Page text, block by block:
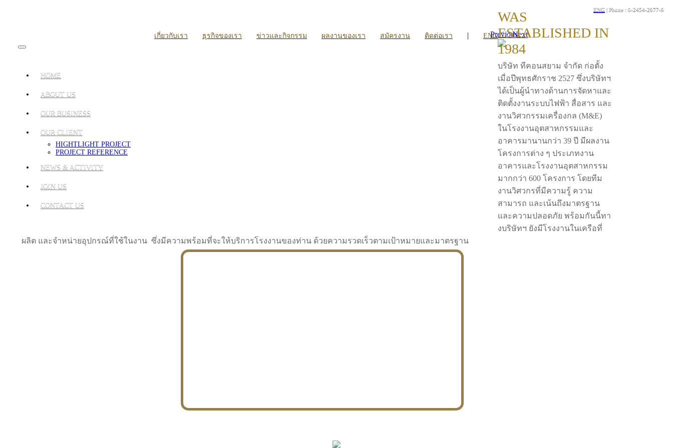
ENG | Phone : 0-2454-2977-9
เกี่ยวกับเรา ธุรกิจของเรา ข่าวและกิจกรรม ผลงานของเรา สมัครงาน ติดต่อเรา | ENG
HOME
ABOUT US
OUR BUSINESS
OUR CLIENT
HIGHTLIGHT PROJECT
PROJECT REFERENCE
NEWS & ACTIVITY
JOIN US
CONTACT US
PreviousNext
WAS
ESTABLISHED IN
1984
บริษัท ทีคอนสยาม จำกัด ก่อตั้ง
เมื่อปีพุทธศักราช 2527 ซึ่งบริษัทฯ
ได้เป็นผู้นำทางด้านการจัดหาและ
ติดตั้งงานระบบไฟฟ้า สื่อสาร และ
งานวิศวกรรมเครื่องกล (M&E)
ในโรงงานอุตสาหกรรมและ
อาคารมานานกว่า 39 ปี มีผลงาน
โครงการต่าง ๆ ประเภทงาน
อาคารและโรงงานอุตสาหกรรม
มากกว่า 600 โครงการ โดยทีม
งานวิศวกรที่มีความรู้ ความ
สามารถ และเน้นถึงมาตรฐาน
และความปลอดภัย พร้อมกันนี้ทา
งบริษัทฯ ยังมีโรงงานในเครือที่
ผลิต และจำหน่ายอุปกรณ์ที่ใช้ในงาน ซึ่งมีความพร้อมที่จะให้บริการโรงงานของท่าน ด้วยความรวดเร็วตามเป้าหมายและมาตรฐาน